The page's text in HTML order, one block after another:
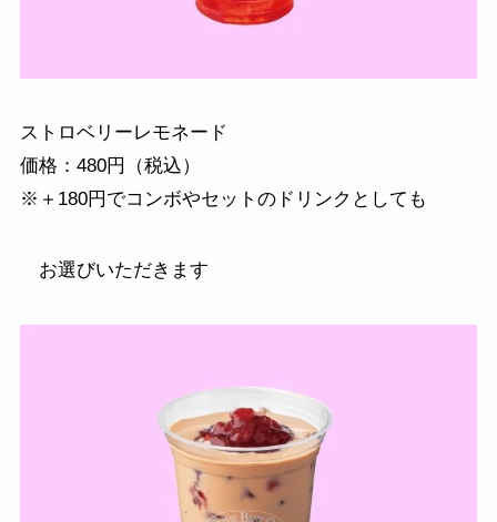
ストロベリーレモネード
価格：480円（税込）
※＋180円でコンボやセットのドリンクとしても
お選びいただきます